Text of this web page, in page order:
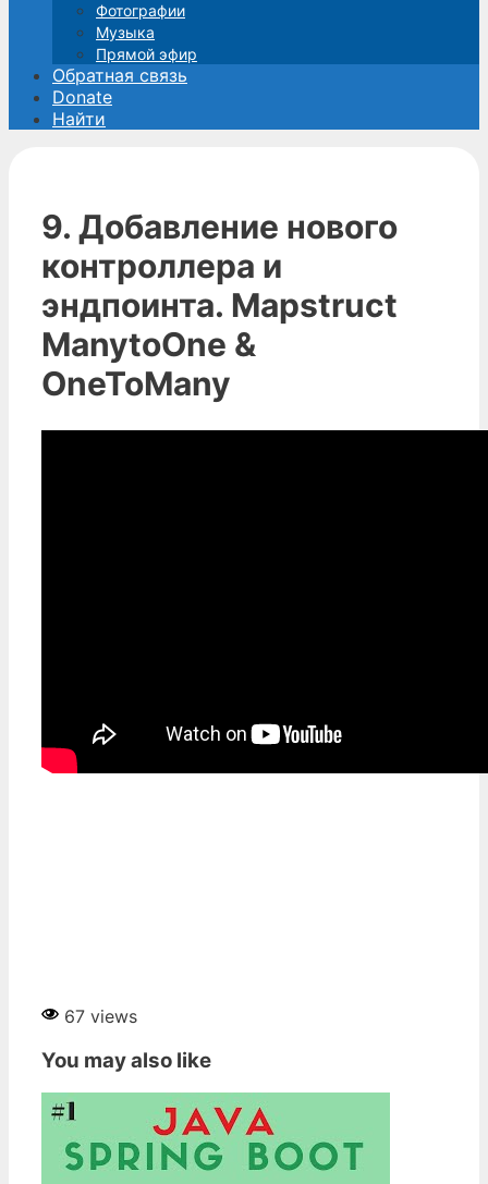
Фотографии
Музыка
Прямой эфир
Обратная связь
Donate
Найти
9. Добавление нового
контроллера и
эндпоинта. Mapstruct
ManytoOne &
OneToMany
67 views
You may also like